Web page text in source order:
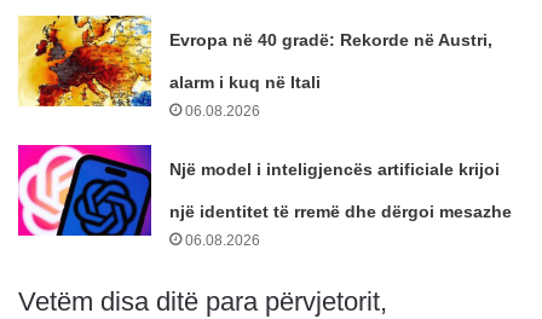
Evropa në 40 gradë: Rekorde në Austri,
alarm i kuq në Itali
06.08.2026
Një model i inteligjencës artificiale krijoi
një identitet të rremë dhe dërgoi mesazhe
06.08.2026
Vetëm disa ditë para përvjetorit,